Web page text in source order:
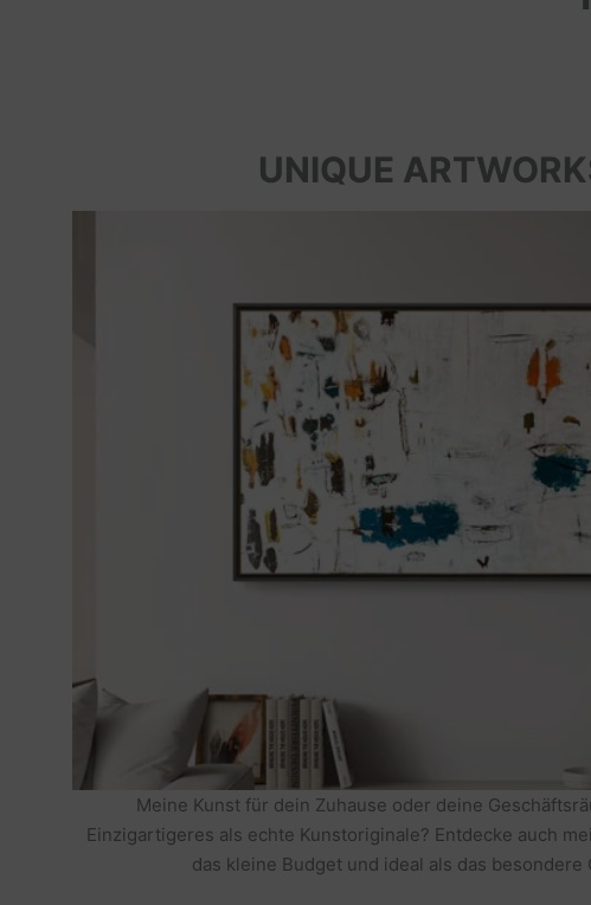
UNIQUE
Meine Kunst für dein Zuhause oder deine
Einzigartigeres als echte Kunstoriginale? Entdecke auch
das kleine Budget und ideal als das besondere